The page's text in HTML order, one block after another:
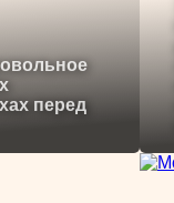
перед